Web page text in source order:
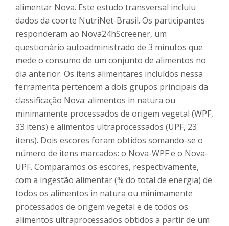
alimentar Nova. Este estudo transversal incluiu
dados da coorte NutriNet-Brasil. Os participantes
responderam ao Nova24hScreener, um
questionário autoadministrado de 3 minutos que
mede o consumo de um conjunto de alimentos no
dia anterior. Os itens alimentares incluídos nessa
ferramenta pertencem a dois grupos principais da
classificação Nova: alimentos in natura ou
minimamente processados de origem vegetal (WPF,
33 itens) e alimentos ultraprocessados (UPF, 23
itens). Dois escores foram obtidos somando-se o
número de itens marcados: o Nova-WPF e o Nova-
UPF. Comparamos os escores, respectivamente,
com a ingestão alimentar (% do total de energia) de
todos os alimentos in natura ou minimamente
processados de origem vegetal e de todos os
alimentos ultraprocessados obtidos a partir de um